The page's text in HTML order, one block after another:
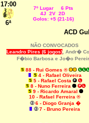
17:00
6ª
7º Lugar 6 Pts
4J 2V 2D
Golos: +5 (21-16)
ACD
NÃO CONVOCADOS
Leandro Pires (6 jogos), Andr�
F�bio Barbosa e Jo�o
88 - Rui Gomes ®
4 - Rafael Oliveira
5 - Rafael Costa
8 - Nuno Ferreira
9 - Ricardo Amaral
10 - Rafael Ferreira ®
6 - Diogo Granja �
7 - Bruno Pereira